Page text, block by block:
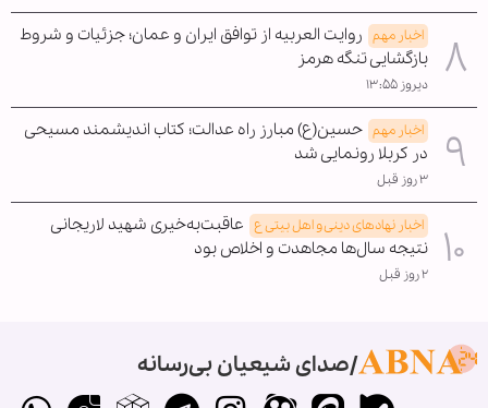
اخبار مهم روایت العربیه از توافق ایران و عمان؛ جزئیات و شروط
بازگشایی تنگه هرمز
دیروز ۱۳:۵۵
اخبار مهم حسین(ع) مبارز راه عدالت؛ کتاب اندیشمند مسیحی
در کربلا رونمایی شد
۳ روز قبل
اخبار نهادهای دینی و اهل بیتی ع عاقبت‌به‌خیری شهید لاریجانی
نتیجه سال‌ها مجاهدت و اخلاص بود
۲ روز قبل
صدای شیعیان بی‌رسانه